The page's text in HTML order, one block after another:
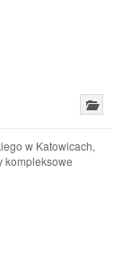
w Katowicach,
kompleksowe